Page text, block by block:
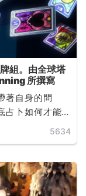
組。由全球塔
所撰寫
著自身的問
占卜如何才能
5634